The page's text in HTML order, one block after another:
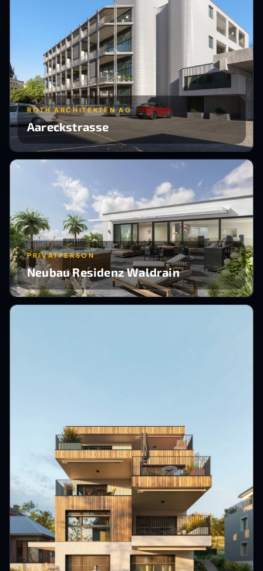
ROTH ARCHITEKTEN AG
Aareckstrasse
PRIVATPERSON
Neubau Residenz Waldrain